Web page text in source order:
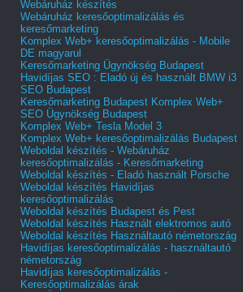
Webáruház készítés
Webáruház keresőoptimalizálás és
keresőmarketing
Komplex Web+ keresőoptimalizálás - Mobile
DE magyarul
Keresőmarketing Ügynökség Budapest
Havidíjas SEO : Eladó új és használt BMW i3
SEO Budapest
Keresőmarketing Budapest Komplex Web+
SEO Ügynökség Budapest
Komplex Web+ Tesla Model 3
Komplex Web+ keresőoptimalizálás Budapest
Weboldal készítés - Webáruház
keresőoptimalizálás - Keresőmarketing
Weboldal készítés - Eladó használt Porsche
Weboldal készítés Havidíjas
keresőoptimalizálás
Weboldal készítés Budapest és Pest
Weboldal készítés Használt elektromos autó
Weboldal készítés Használtautó németország
Havidíjas keresőoptimalizálás - használtautó
németország
Havidíjas keresőoptimalizálás -
Keresőoptimalizálás árak